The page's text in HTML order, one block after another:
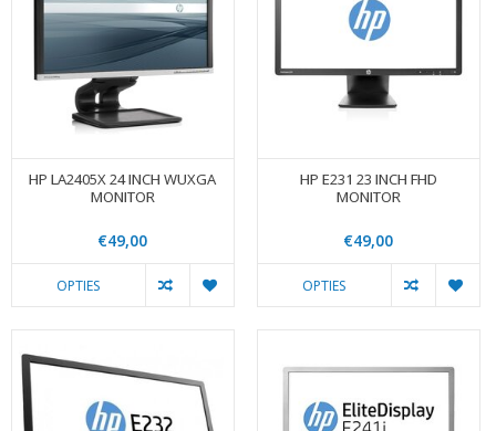
HP LA2405X 24 INCH WUXGA
MONITOR
€49,00
OPTIES
HP E231 23 INCH FHD
MONITOR
€49,00
OPTIES